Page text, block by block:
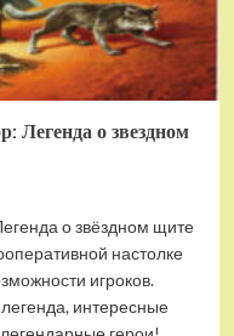
Легенда о звездном
о звёздном щите
настолке
игроков.
интересные